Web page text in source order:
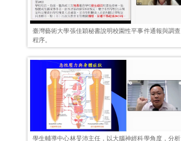
臺灣藝術大學張佳穎秘書說明校園性平事件通報與調查
程序。
學生輔導中心林旻沛主任，以大腦神經科學角度，分析